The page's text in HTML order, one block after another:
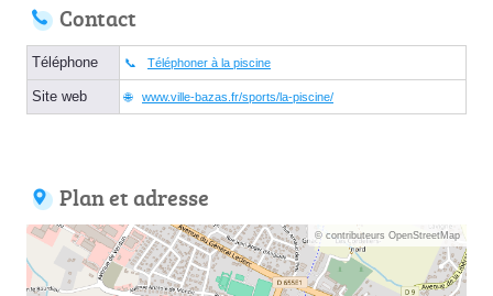
Contact
Téléphone Téléphoner à la piscine
Site web www.ville-bazas.fr/sports/la-piscine/
Plan et adresse
© contributeurs OpenStreetMap